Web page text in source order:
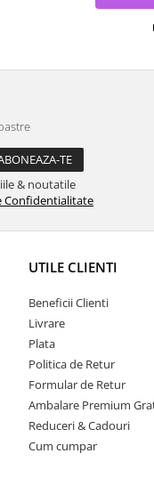
& noutatile
Confidentialitate
UTILE CLIENTI
Beneficii Clienti
Livrare
Plata
Politica de Retur
Formular de Retur
Ambalare Premium
Reduceri & Cadouri
Cum cumpar